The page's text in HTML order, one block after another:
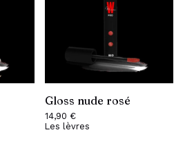
Gloss nude rosé
14,90 €
Les lèvres